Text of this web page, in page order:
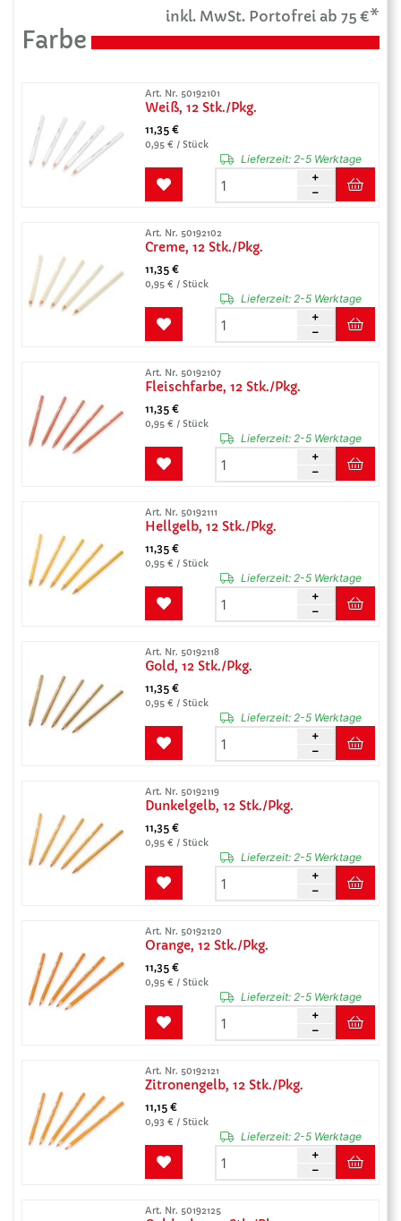
inkl. MwSt. Portofrei ab 75 €*
Farbe
Art. Nr. 50192101
Weiß, 12 Stk./Pkg.
11,35 €
0,95 € / Stück
Lieferzeit:2-5 Werktage
Art. Nr. 50192102
Creme, 12 Stk./Pkg.
11,35 €
0,95 € / Stück
Lieferzeit:2-5 Werktage
Art. Nr. 50192107
Fleischfarbe, 12 Stk./Pkg.
11,35 €
0,95 € / Stück
Lieferzeit:2-5 Werktage
Art. Nr. 50192111
Hellgelb, 12 Stk./Pkg.
11,35 €
0,95 € / Stück
Lieferzeit:2-5 Werktage
Art. Nr. 50192118
Gold, 12 Stk./Pkg.
11,35 €
0,95 € / Stück
Lieferzeit:2-5 Werktage
Art. Nr. 50192119
Dunkelgelb, 12 Stk./Pkg.
11,35 €
0,95 € / Stück
Lieferzeit:2-5 Werktage
Art. Nr. 50192120
Orange, 12 Stk./Pkg.
11,35 €
0,95 € / Stück
Lieferzeit:2-5 Werktage
Art. Nr. 50192121
Zitronengelb, 12 Stk./Pkg.
11,15 €
0,93 € / Stück
Lieferzeit:2-5 Werktage
Art. Nr. 50192125